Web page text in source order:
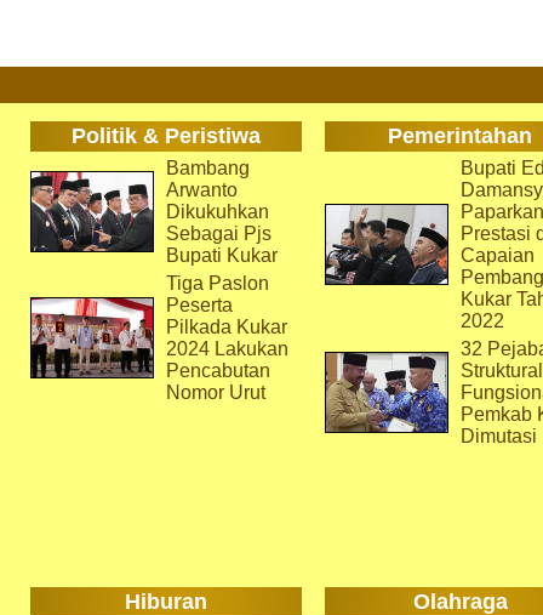
Politik & Peristiwa Pemerintahan
Bambang
Arwanto
Dikukuhkan
Sebagai Pjs
Bupati Kukar
Tiga Paslon
Peserta
Pilkada Kukar
2024 Lakukan
Pencabutan
Nomor Urut
Bupati
Paparkan
Prestasi
Capaian
Kukar
2022
32
Pemkab
Dimutasi
Hiburan Olahraga